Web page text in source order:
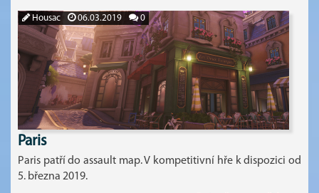
Housac 06.03.2019 0
Paris
Paris patří do assault map. V kompetitivní hře k dispozici od
5. března 2019.